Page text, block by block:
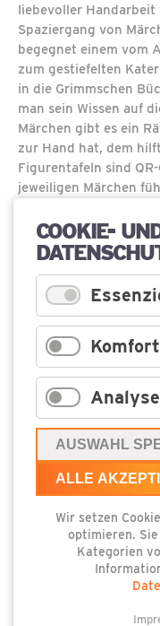
liebevoller
Spaziergang von
begegnet einem vom
zum gestiefelten
in die Grimmschen
man sein Wissen auf
Märchen gibt es ein
zur Hand hat, dem
Figurentafeln sind
jeweiligen Märchen
Wer Lust hat, an der
kann sich in der
abholen und
es dort auch ein
COOKIE-
Komfort
Analyse
AUSWAHL
ALLE
Wir setzen
optimieren.
Kategorien